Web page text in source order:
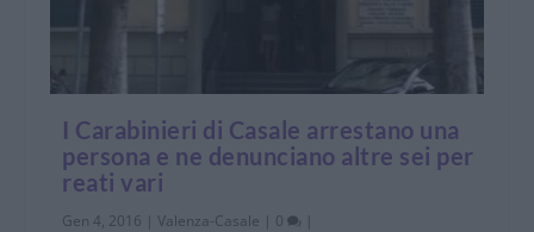
I Carabinieri di Casale arrestano una
persona e ne denunciano altre sei per
reati vari
Gen 4, 2016 |Valenza-Casale 0